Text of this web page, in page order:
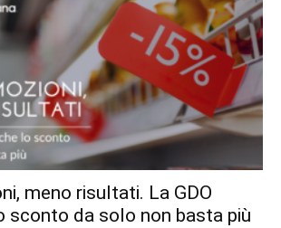
meno risultati. La GDO
sconto da solo non basta più